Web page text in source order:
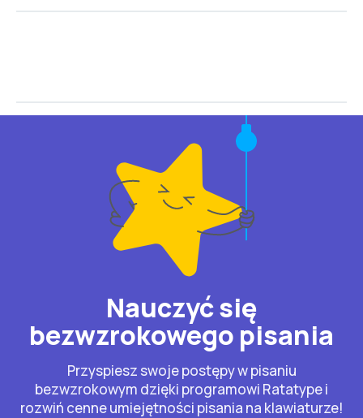
Nauczyć się
bezwzrokowego pisania
Przyspiesz swoje postępy w pisaniu
bezwzrokowym dzięki programowi Ratatype i
rozwiń cenne umiejętności pisania na klawiaturze!